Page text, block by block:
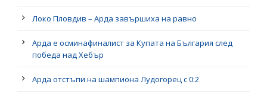
Локо Пловдив – Арда завършиха на равно
Арда е осминафиналист за Купата на България след
победа над Хебър
Арда отстъпи на шампиона Лудогорец с 0:2